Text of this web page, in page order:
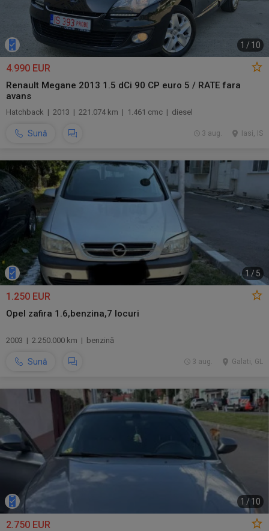
1 / 10
4.990 EUR
Renault Megane 2013 1.5 dCi 90 CP euro 5 / RATE fara
avans
Hatchback | 2013 | 221.074 km | 1.461 cmc | diesel
Sună Iasi, IS
3 aug.
1 / 5
1.250 EUR
Opel zafira 1.6,benzina,7 locuri
2003 | 2.250.000 km | benzină
Sună Galati, GL
3 aug.
1 /10
2.750 EUR